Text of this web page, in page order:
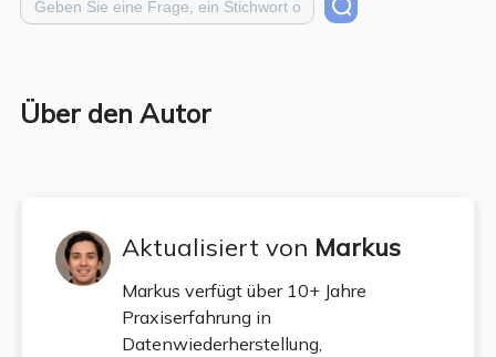
Über den Autor
Aktualisiert von Markus
Markus verfügt über 10+ Jahre
Praxiserfahrung in
Datenwiederherstellung,